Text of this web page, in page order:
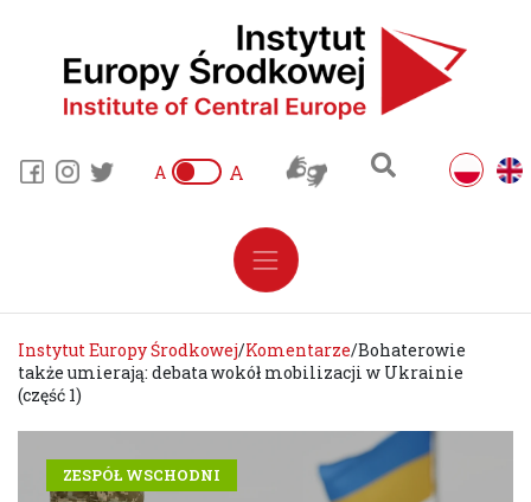
A A
Instytut Europy Środkowej/Komentarze/Bohaterowie
także umierają: debata wokół mobilizacji w Ukrainie
(część 1)
ZESPÓŁ WSCHODNI